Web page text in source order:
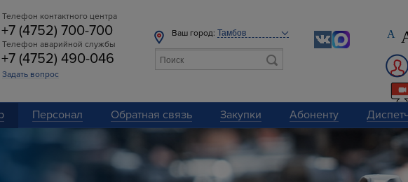
Телефон контактного центра
+7 (4752) 700-700
Телефон аварийной службы
+7 (4752) 490-046
Задать вопрос
Ваш город: А
Персонал Обратная связь Закупки Абоненту